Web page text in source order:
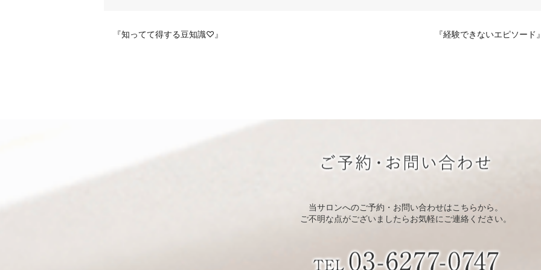
『知ってて得する豆知識♡』 『経験できないエピソード
当サロンへのご予約・お問い合わせはこちらから。
ご不明な点がございましたらお気軽にご連絡ください。